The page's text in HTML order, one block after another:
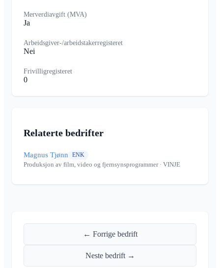
Merverdiavgift (MVA)
Ja
Arbeidsgiver-/arbeidstakerregisteret
Nei
Frivilligregisteret
0
Relaterte bedrifter
Magnus Tjønn ENK
Produksjon av film, video og fjernsynsprogrammer· VINJE
← Forrige bedrift
Neste bedrift →